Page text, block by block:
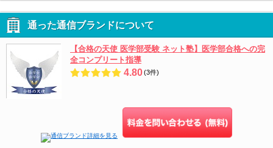
通った通信ブランドについて
【合格の天使 医学部受験 ネット塾】医学部合格への完
全コンプリート指導
4.80(3件)